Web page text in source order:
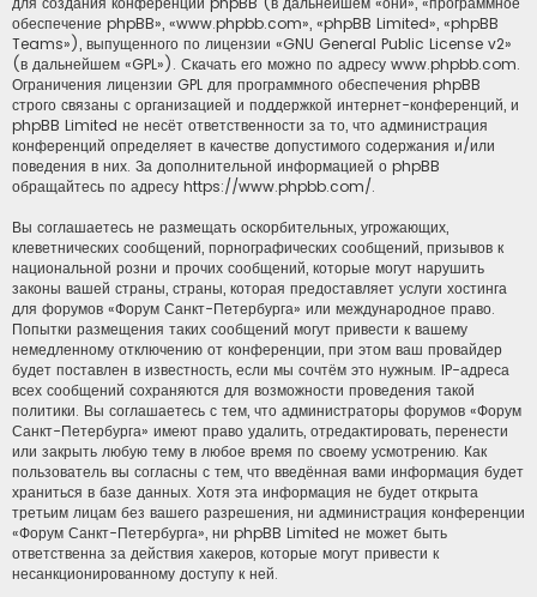
обеспечение phpBB», «www.phpbb.com», «phpBB Limited», «phpBB
Teams»), выпущенного по лицензии «GNU General Public License v2»
(в дальнейшем «GPL»). Скачать его можно по адресу www.phpbb.com.
Ограничения лицензии GPL для программного обеспечения phpBB
строго связаны с организацией и поддержкой интернет-конференций, и
phpBB Limited не несёт ответственности за то, что администрация
конференций определяет в качестве допустимого содержания и/или
поведения в них. За дополнительной информацией о phpBB
обращайтесь по адресу https://www.phpbb.com/.
Вы соглашаетесь не размещать оскорбительных, угрожающих,
клеветнических сообщений, порнографических сообщений, призывов к
национальной розни и прочих сообщений, которые могут нарушить
законы вашей страны, страны, которая предоставляет услуги хостинга
для форумов «Форум Санкт-Петербурга» или международное право.
Попытки размещения таких сообщений могут привести к вашему
немедленному отключению от конференции, при этом ваш провайдер
будет поставлен в известность, если мы сочтём это нужным. IP-адреса
всех сообщений сохраняются для возможности проведения такой
политики. Вы соглашаетесь с тем, что администраторы форумов «Форум
Санкт-Петербурга» имеют право удалить, отредактировать, перенести
или закрыть любую тему в любое время по своему усмотрению. Как
пользователь вы согласны с тем, что введённая вами информация будет
храниться в базе данных. Хотя эта информация не будет открыта
третьим лицам без вашего разрешения, ни администрация конференции
«Форум Санкт-Петербурга», ни phpBB Limited не может быть
ответственна за действия хакеров, которые могут привести к
несанкционированному доступу к ней.